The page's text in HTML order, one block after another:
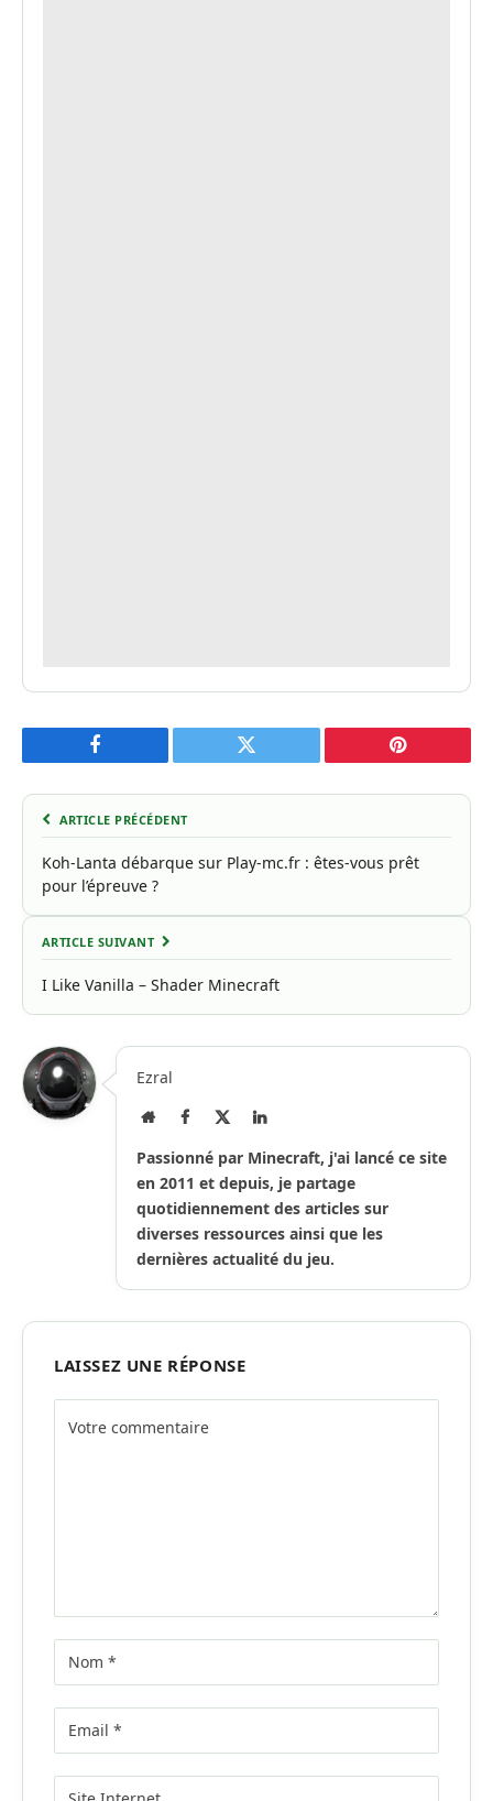
Facebook Twitter Pinterest
ARTICLE PRÉCÉDENT
Koh-Lanta débarque sur Play-mc.fr : êtes-vous prêt
pour l’épreuve ?
ARTICLE SUIVANT
I Like Vanilla – Shader Minecraft
Ezral
Site
Facebook
X
LinkedIn
Passionné par Minecraft, j'ai lancé ce site
en 2011 et depuis, je partage
quotidiennement des articles sur
diverses ressources ainsi que les
dernières actualité du jeu.
LAISSEZ UNE RÉPONSE